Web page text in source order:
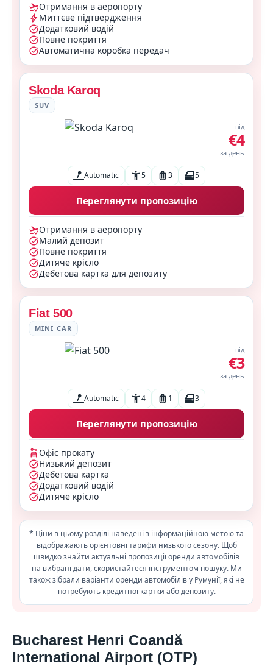
Отримання в аеропорту
Миттєве підтвердження
Додатковий водій
Повне покриття
Автоматична коробка передач
Skoda Karoq
SUV
від
€4
за день
Automatic 5 3 5
Переглянути пропозицію
Отримання в аеропорту
Малий депозит
Повне покриття
Дитяче крісло
Дебетова картка для депозиту
Fiat 500
MINI CAR
від
€3
за день
Automatic 4 1 3
Переглянути пропозицію
Офіс прокату
Низький депозит
Дебетова картка
Додатковий водій
Дитяче крісло
* Ціни в цьому розділі наведені з інформаційною метою та
відображають орієнтовні тарифи низького сезону. Щоб
швидко знайти актуальні пропозиції оренди автомобілів
на вибрані дати, скористайтеся інструментом пошуку. Ми
також зібрали варіанти оренди автомобілів у Румунії, які не
потребують кредитної картки або депозиту.
Bucharest Henri Coandă
International Airport (OTP)